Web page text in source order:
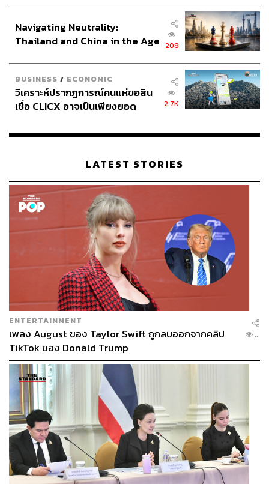
Navigating Neutrality:
Thailand and China in the Age
208
BUSINESS / ECONOMIC
วิเคราะห์ปรากฏการณ์คนแห่ขอสิน
เชื่อ CLICX อาจเป็นเพียงยอด
เรือนไทยที่ถูกซุกไว้
2.7K
LATEST STORIES
ENTERTAINMENT
เพลง August ของ Taylor Swift ถูกลบออกจากคลิป
TikTok ของ Donald Trump
...